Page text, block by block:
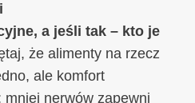
a jeśli tak – kto je
że alimenty na rzecz
ale komfort
mniej nerwów zapewni